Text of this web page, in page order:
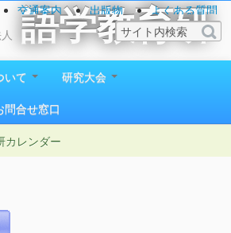
語学教育研
正12）年創立
交通案内 出版物
よくある質問
いて
研究大会
問合せ窓口
カレンダー